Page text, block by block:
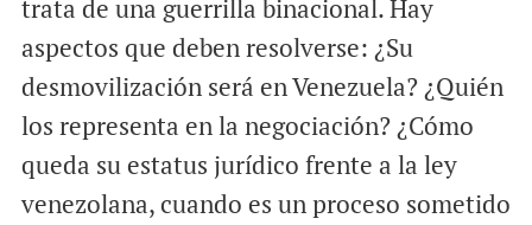
trata de una guerrilla binacional. Hay
aspectos que deben resolverse: ¿Su
desmovilización será en Venezuela? ¿Quién
los representa en la negociación? ¿Cómo
queda su estatus jurídico frente a la ley
venezolana, cuando es un proceso sometido